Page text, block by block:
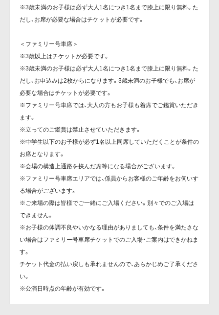
※3歳未満のお子様は必ず大人1名につき1名まで膝上に限り無料。た
だし、お席が必要な場合はチケットが必要です。
＜ファミリー号車席＞
※3歳以上はチケットが必要です。
※3歳未満のお子様は必ず大人1名につき1名まで膝上に限り無料。た
だし、お申込みは2枚からになります。3歳未満のお子様でも、お席が
必要な場合はチケットが必要です。
※ファミリー号車席では、大人の方もお子様も着席でご鑑賞いただき
ます。
※立ってのご鑑賞は禁止させていただきます。
※中学生以下のお子様が必ず1名以上同席していただくことが条件の
お席となります。
※会場の構造上通路を挟んだ席等になる場合がございます。
※ファミリー号車席エリアでは、係員からお客様のご年齢をお伺いす
る場合がございます。
※ご来場の際は皆様でご一緒にご入場ください。別々でのご入場は
できません。
※お子様の体調不良やいかなる理由がありましても、条件を満たさな
い場合はファミリー号車席チケットでのご入場・ご案内はできかねま
す。
チケット代金の払い戻しも承れませんので、あらかじめご了承くださ
い。
※公演日時点の年齢が有効です。